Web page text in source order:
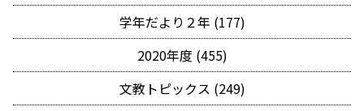
学年だより２年 (177)
2020年度 (455)
文教トピックス (249)